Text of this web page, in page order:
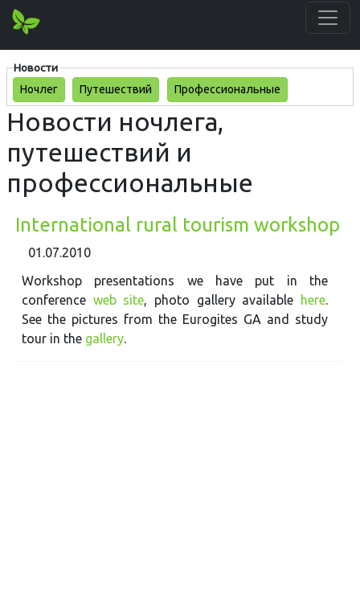
Новости
Ночлег
Путешествий Профессиональные
Новости ночлега,
путешествий и
профессиональные
International rural tourism workshop
01.07.2010
Workshop presentations we have put in the
conference web site, photo gallery available here.
See the pictures from the Eurogites GA and study
tour in the gallery.